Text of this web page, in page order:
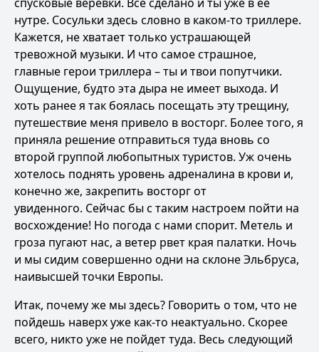
нутре. Сосульки здесь словно в каком-то триллере.
Кажется, не хватает только устрашающей
тревожной музыки. И что самое страшное,
главные герои триллера – ты и твои попутчики.
Ощущение, будто эта дыра не имеет выхода. И
хоть ранее я так боялась посещать эту трещину,
путешествие меня привело в восторг. Более того, я
приняла решение отправиться туда вновь со
второй группой любопытных туристов. Уж очень
хотелось поднять уровень адреналина в крови и,
конечно же, закрепить восторг от
увиденного. Сейчас бы с таким настроем пойти на
восхождение! Но погода с нами спорит. Метель и
гроза пугают нас, а ветер рвет края палатки. Ночь
и мы сидим совершенно одни на склоне Эльбруса,
наивысшей точки Европы.
Итак, почему же мы здесь? Говорить о том, что не
пойдешь наверх уже как-то неактуально. Скорее
всего, никто уже не пойдет туда. Весь следующий